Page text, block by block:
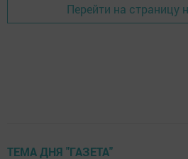
Перейти на страницу
ТЕМА ДНЯ "ГАЗЕТА"